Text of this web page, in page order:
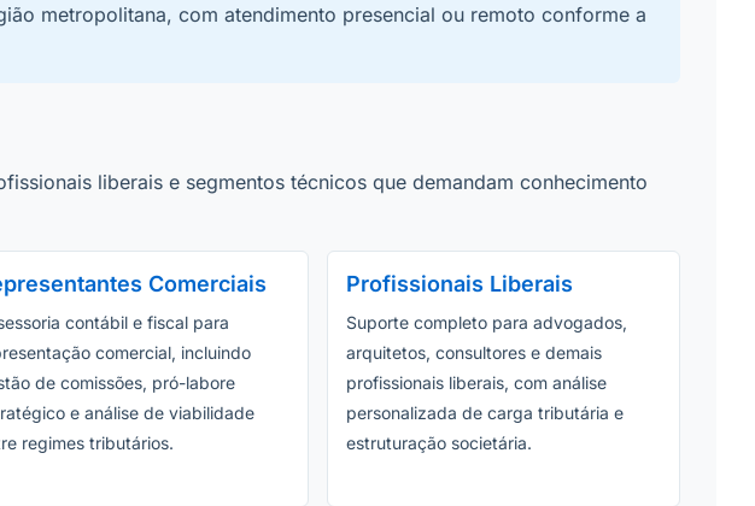
metropolitana, com atendimento presencial ou remoto conforme a
liberais e segmentos técnicos que demandam conhecimento
Comerciais
contábil e fiscal para
comercial, incluindo
de comissões, pró-labore
e análise de viabilidade
regimes tributários.
Profissionais Liberais
Suporte completo para advogados,
arquitetos, consultores e demais
profissionais liberais, com análise
personalizada de carga tributária e
estruturação societária.